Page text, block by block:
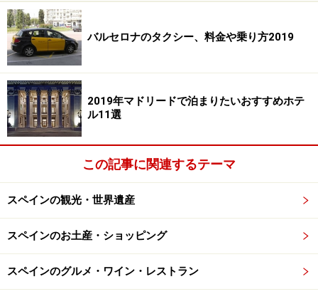
ワインショップ2 ヴィラヴィニテカ
バルセロナにあるワインショップ。ワインの卸業者とし
ても有名なので、レストランやバルで飲んだワインな
ら、このお店に行けばある確率が高いです。バルセロナ
にあります。日本へ郵送してくれるサービスもありま
す。
住所：Aguillers 7
TEL：(34) 93 777 7017
ワインショップ3 コルマード・キレス
バルセロナのタクシー、料金や乗り方2019
2019年マドリードで泊まりたいおすすめホテ
ル11選
この記事に関連するテーマ
スペインの観光・世界遺産
スペインのお土産・ショッピング
スペインのグルメ・ワイン・レストラン